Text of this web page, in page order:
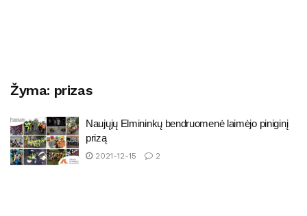
Žyma: prizas
Naujųjų Elmininkų bendruomenė laimėjo piniginį
prizą
2021-12-15 2